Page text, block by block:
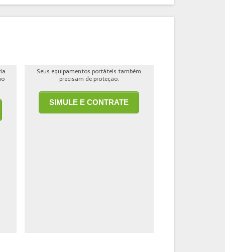
Seus equipamentos portáteis também
precisam de proteção.
SIMULE E CONTRATE